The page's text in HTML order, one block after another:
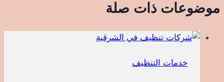
موضوعات ذات صلة
خدمات التنظيف